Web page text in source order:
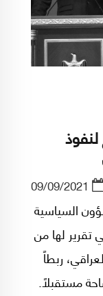
09/09/2021
السياسية
تقرير لها من
ربطاً
مستقبلاً.